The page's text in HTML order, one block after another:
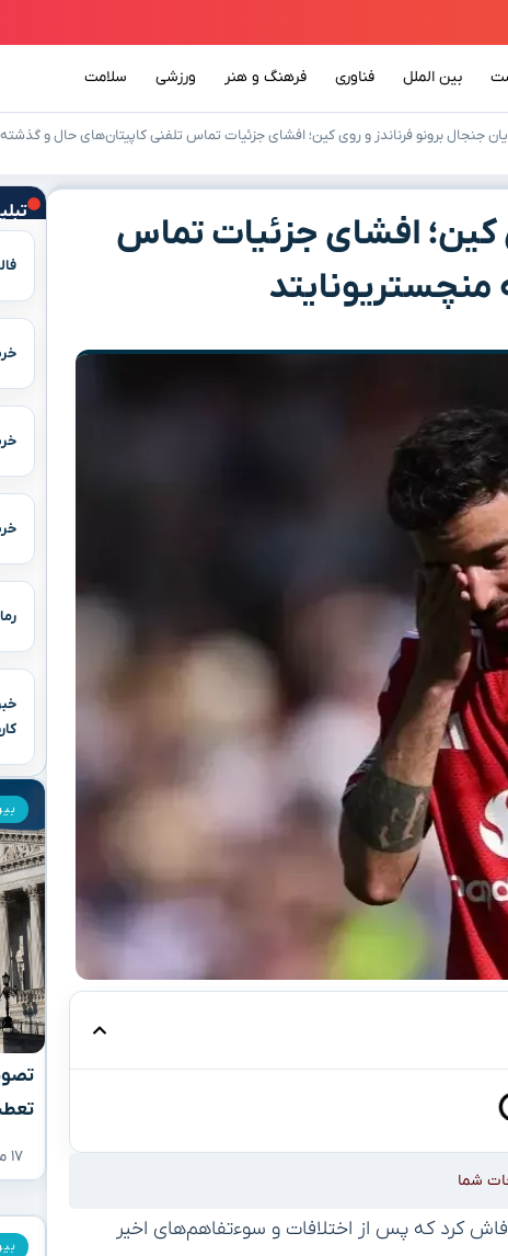
بین الملل فناوری فرهنگ و هنر ورزشی سلامت
جنجال برونو فرناندز و روی کین؛ افشای جزئیات تماس تلفنی کاپیتان‌های حال و
۱۷ مرداد ۱۴۰۵
کین؛ افشای جزئیات تماس
شما
کرد که پس از اختلافات و سوءتفاهم‌های اخیر